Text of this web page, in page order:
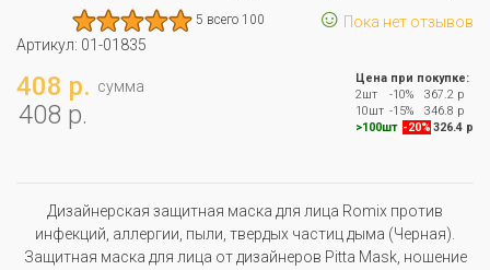
5 всего 100 ☺ Пока нет отзывов
Артикул: 01-01835
408 р. сумма
408 р.
Цена при покупке:
2шт
-10%
367.2 р
10шт -15%
346.8 р
>100шт -20% 326.4 р
Дизайнерская защитная маска для лица Romix против
инфекций, аллергии, пыли, твердых частиц дыма (Черная).
Защитная маска для лица от дизайнеров Pitta Mask, ношение